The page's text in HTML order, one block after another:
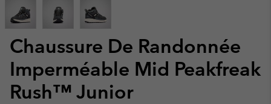
Chaussure De Randonnée
Imperméable Mid Peakfreak
Rush™ Junior